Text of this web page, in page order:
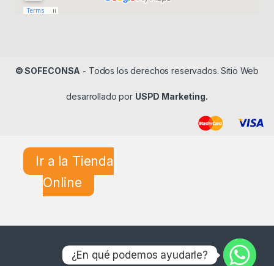
© SOFECONSA - Todos los derechos reservados. Sitio Web
desarrollado por USPD Marketing.
Ir a la Tienda
Online
¿En qué podemos ayudarle?